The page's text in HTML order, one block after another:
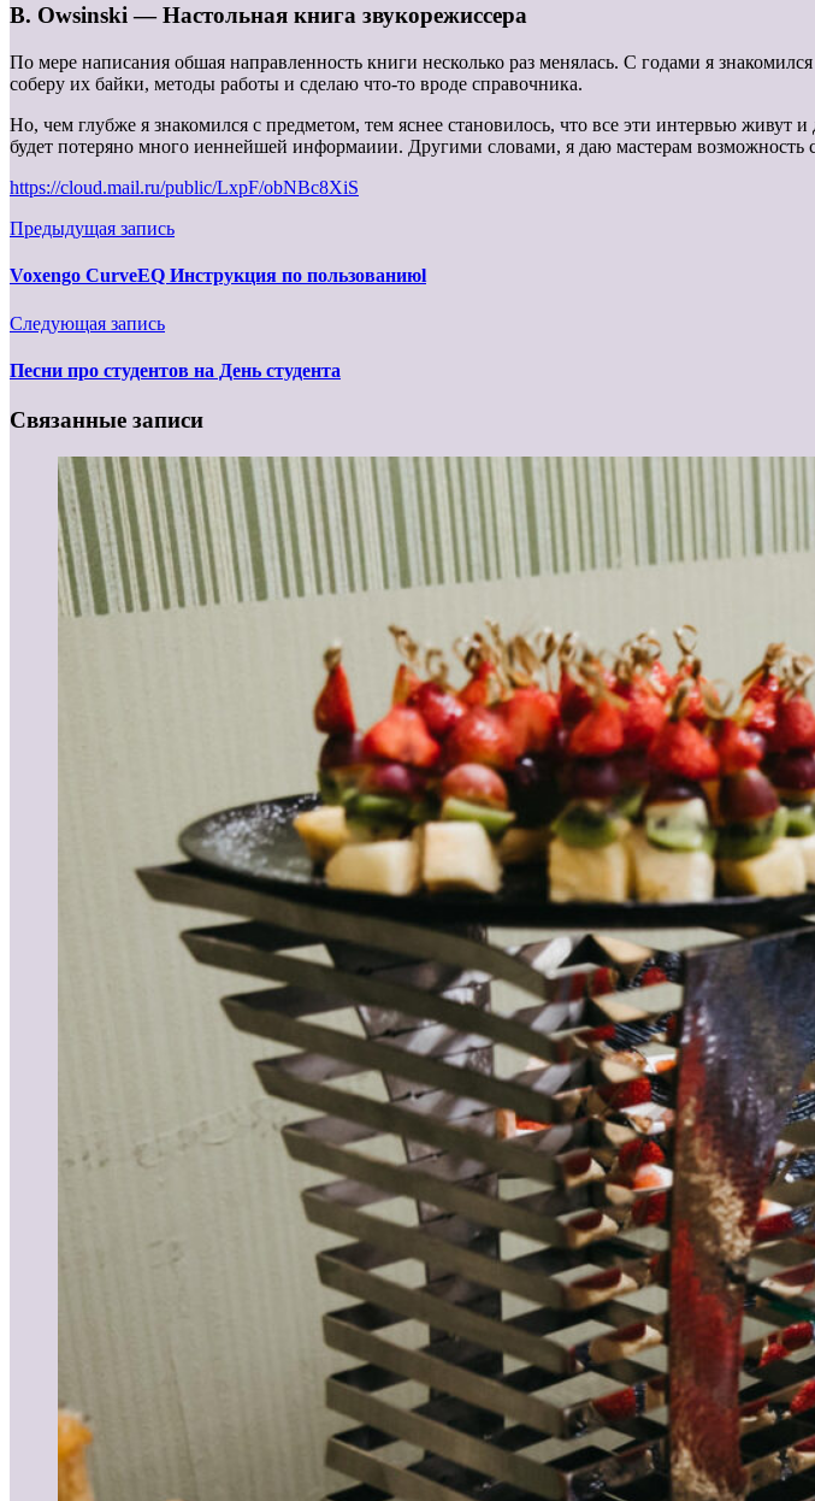
B. Owsinski — Настольная книга звукорежиссера
По мере написания обшая направленность книги несколько раз менялась. С годами я
соберу их байки, методы работы и сделаю что-то вроде справочника.
Но, чем глубже я знакомился с предметом, тем яснее становилось, что все эти интервью
будет потеряно много иеннейшей информаиии. Другими словами, я даю мастерам возможность
https://cloud.mail.ru/public/LxpF/obNBc8XiS
Предыдущая запись
Voxengo CurveEQ Инструкция по пользованиюl
Следующая запись
Песни про студентов на День студента
Связанные записи